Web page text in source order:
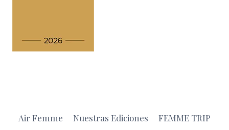
Air Femme Nuestras Ediciones
FEMME TRIP